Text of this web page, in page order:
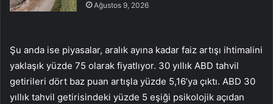
Ağustos 9, 2026
Şu anda ise piyasalar, aralık ayına kadar faiz artışı ihtimalini
yaklaşık yüzde 75 olarak fiyatlıyor. 30 yıllık ABD tahvil
getirileri dört baz puan artışla yüzde 5,16’ya çıktı. ABD 30
yıllık tahvil getirisindeki yüzde 5 eşiği psikolojik açıdan